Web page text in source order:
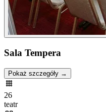
Sala Tempera
Pokaż szczegóły →
26
teatr